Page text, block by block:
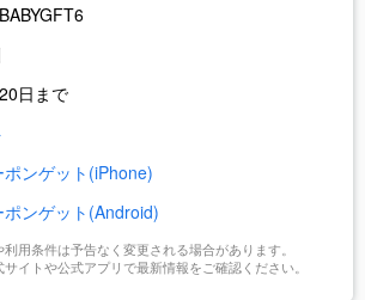
BABYGFT6
日まで
ンゲット(iPhone)
ンゲット(Android)
用条件は予告なく変更される場合があります。
イトや公式アプリで最新情報をご確認ください。